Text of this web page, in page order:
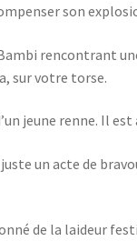
son
rencontrant
sur votre torse.
jeune renne. Il
un acte de
de la laideur